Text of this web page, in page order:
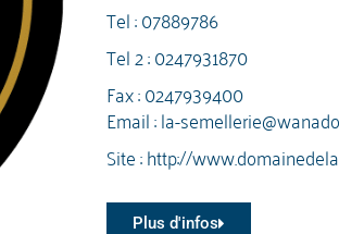
Tel :07889786
Tel 2 :0247931870
Fax : 0247939400
Email :la-
Site :http://
Plus d'infos